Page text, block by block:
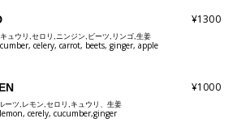
¥1300
ュウリ,セロリ,ニンジン,ビーツ,リンゴ,生姜
celery, carrot, beets, ginger, apple
¥1000
ーツ,レモン,セロリ,キュウリ、生姜
cerely, cucumber,ginger